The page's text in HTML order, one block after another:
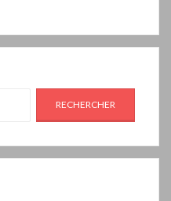
RECHERCHER